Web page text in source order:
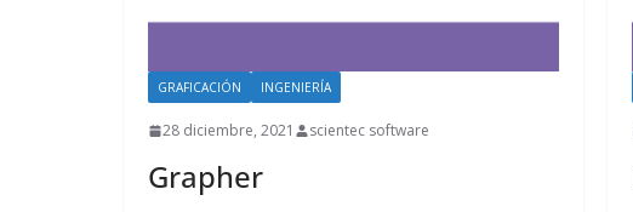
GRAFICACIÓN INGENIERÍA
28 diciembre, 2021 scientec software
Grapher